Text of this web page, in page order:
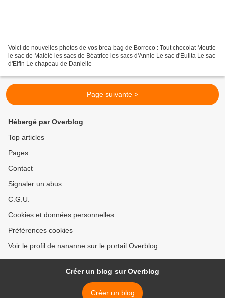
Voici de nouvelles photos de vos brea bag de Borroco : Tout chocolat Moutie
le sac de Malélé les sacs de Béatrice les sacs d'Annie Le sac d'Eulita Le sac
d'Elfin Le chapeau de Danielle
Page suivante >
Hébergé par Overblog
Top articles
Pages
Contact
Signaler un abus
C.G.U.
Cookies et données personnelles
Préférences cookies
Voir le profil de nananne sur le portail Overblog
Créer un blog sur Overblog
Créer un blog